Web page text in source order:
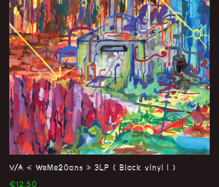
V/A « WeMe20ans » 3LP ( Black vinyl ! )
€12,50